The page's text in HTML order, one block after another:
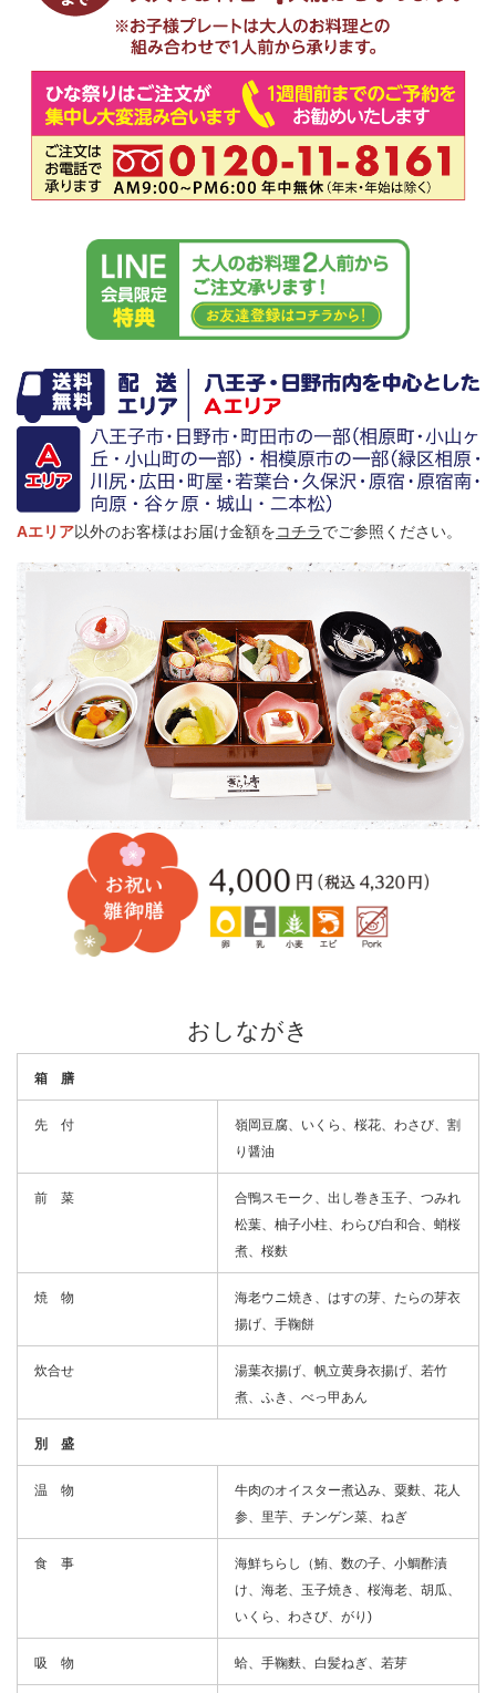
Aエリア以外のお客様はお届け金額をコチラでご参照ください。
おしながき
箱 膳
先 付
嶺岡豆腐、いくら、桜花、わさび、割
り醤油
前 菜
合鴨スモーク、出し巻き玉子、つみれ
松葉、柚子小柱、わらび白和合、蛸桜
煮、桜麩
焼 物
海老ウニ焼き、はすの芽、たらの芽衣
揚げ、手鞠餅
炊合せ
湯葉衣揚げ、帆立黄身衣揚げ、若竹
煮、ふき、べっ甲あん
別 盛
温 物
牛肉のオイスター煮込み、粟麩、花人
参、里芋、チンゲン菜、ねぎ
食 事
海鮮ちらし（鮪、数の子、小鯛酢漬
け、海老、玉子焼き、桜海老、胡瓜、
いくら、わさび、がり)
吸 物 蛤、手鞠麩、白髪ねぎ、若芽